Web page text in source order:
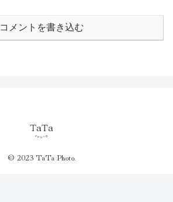
コメントを書き込む
© 2023 TaTa Photo.